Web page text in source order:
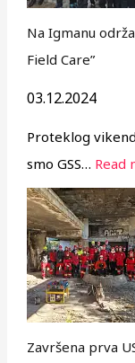
Na Igmanu
Field Care”
03.12.2024
Proteklog
smo GSS… Read
Završena prva